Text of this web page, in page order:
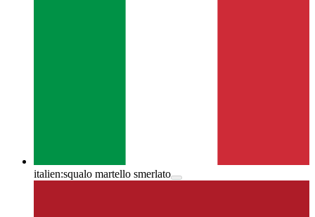
italien:squalo martello smerlato